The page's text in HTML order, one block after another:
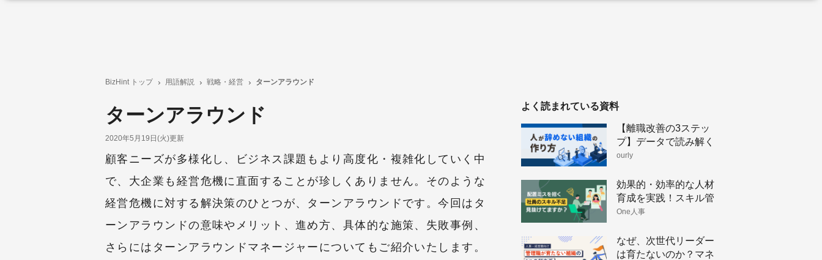
BizHint トップ 用語解説 戦略・経営 ターンアラウンド
ターンアラウンド
2020年5月19日(火)更新
顧客ニーズが多様化し、ビジネス課題もより高度化・複雑化していく中
で、大企業も経営危機に直面することが珍しくありません。そのような
経営危機に対する解決策のひとつが、ターンアラウンドです。今回はタ
ーンアラウンドの意味やメリット、進め方、具体的な施策、失敗事例、
さらにはターンアラウンドマネージャーについてもご紹介いたします。
よく読まれている資料
【離職改善の3ステッ
プ】データで読み解く
人が辞めない組織のつ
ourly
効果的・効率的な人材
育成を実践！スキル管
理のメリットと手法
One人事
なぜ、次世代リーダー
は育たないのか？マネ